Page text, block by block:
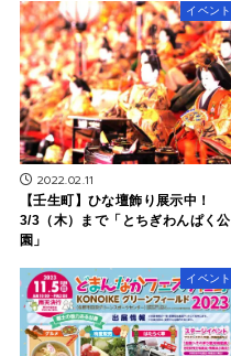
イベント
2022.02.11
【壬生町】ひな壇飾り展示中！
3/3（木）まで「とちぎわんぱく公
園」
イベント